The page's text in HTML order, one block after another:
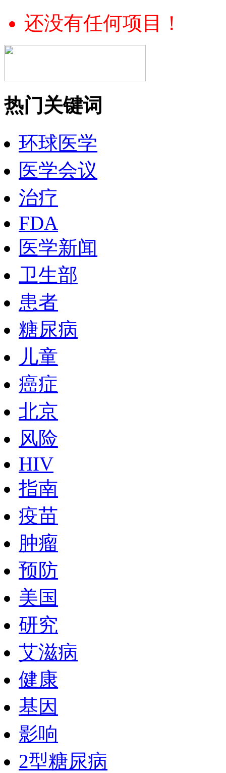
还没有任何项目！
热门关键词
环球医学
医学会议
治疗
FDA
医学新闻
卫生部
患者
糖尿病
儿童
癌症
北京
风险
HIV
指南
疫苗
肿瘤
预防
美国
研究
艾滋病
健康
基因
影响
2型糖尿病